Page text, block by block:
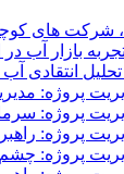
شرکت های
بازار آب
انتقادی
پروژه:
پروژه:
پروژه:
پروژه: چشم